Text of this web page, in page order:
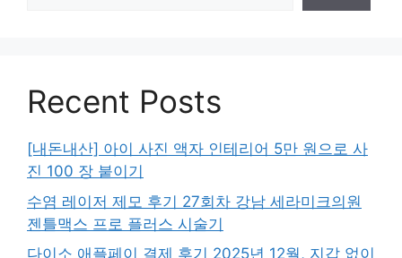
Recent Posts
[내돈내산] 아이 사진 액자 인테리어 5만 원으로 사
진 100 장 붙이기
수염 레이저 제모 후기 27회차 강남 세라미크의원
젠틀맥스 프로 플러스 시술기
다이소 애플페이 결제 후기 2025년 12월, 지갑 없이